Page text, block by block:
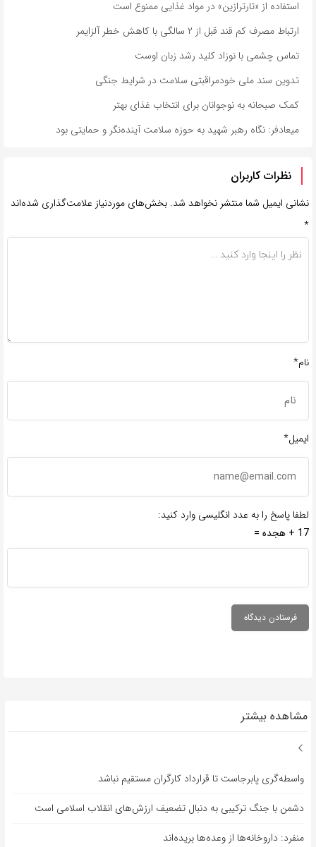
استفاده از «تارترازین» در مواد غذایی ممنوع است
ارتباط مصرف کم قند قبل از ۲ سالگی با کاهش خطر آلزایمر
تماس چشمی با نوزاد کلید رشد زبان اوست
تدوین سند ملی خودمراقبتی سلامت در شرایط جنگی
کمک صبحانه به نوجوانان برای انتخاب غذای بهتر
میعادفر: نگاه رهبر شهید به حوزه سلامت آینده‌نگر و حمایتی بود
نظرات کاربران
نشانی ایمیل شما منتشر نخواهد شد. بخش‌های موردنیاز علامت‌گذاری شده‌اند
*
نام*
ایمیل*
لطفا پاسخ را به عدد انگلیسی وارد کنید:
17 + هجده =
مشاهده بیشتر
واسطه‌گری پابرجاست تا قرارداد کارگران مستقیم نباشد
دشمن با جنگ ترکیبی به دنبال تضعیف ارزش‌های انقلاب اسلامی است
منفرد: داروخانه‌ها از وعده‌ها بریده‌اند